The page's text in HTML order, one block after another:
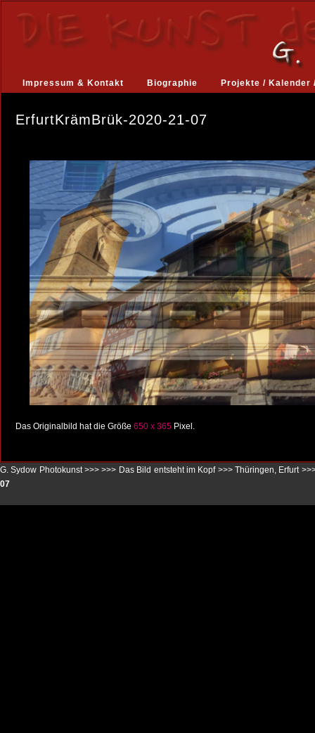
Impressum & Kontakt Biographie Projekte / Kalender
ErfurtKrämBrük-2020-21-07
Das Originalbild hat die Größe 650 x 365 Pixel.
G. Sydow Photokunst >>> >>> Das Bild entsteht im Kopf>>> Thüringen, Erfurt
07